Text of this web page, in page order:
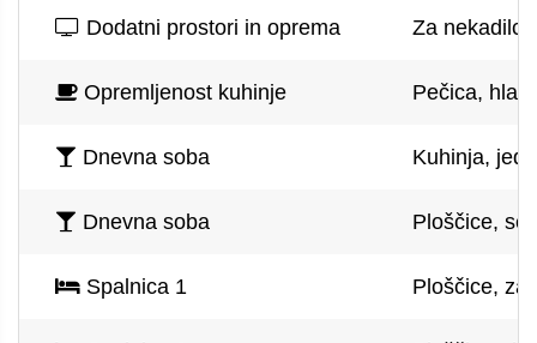
Dodatni prostori in oprema Za
Opremljenost kuhinje Pečica,
Dnevna soba Kuhinja,
Dnevna soba Ploščice,
Spalnica 1 Ploščice,